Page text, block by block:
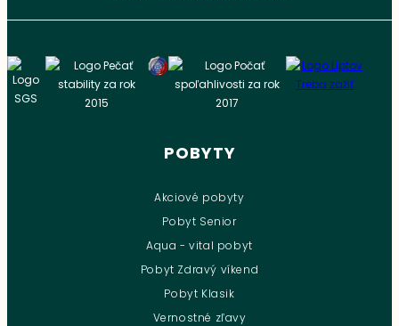
POBYTY
Akciové pobyty
Pobyt Senior
Aqua - vital pobyt
Pobyt Zdravý víkend
Pobyt Klasik
Vernostné zľavy